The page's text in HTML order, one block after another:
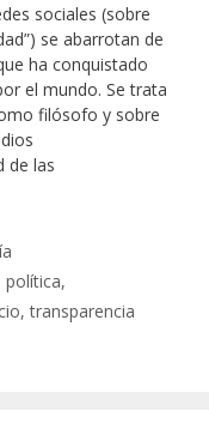
sociales (sobre
se abarrotan de
ha conquistado
el mundo. Se trata
filósofo y sobre
de las
política,
,transparencia